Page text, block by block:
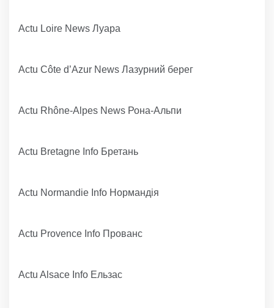
Actu Loire News Луара
Actu Côte d’Azur News Лазурний берег
Actu Rhône-Alpes News Рона-Альпи
Actu Bretagne Info Бретань
Actu Normandie Info Нормандія
Actu Provence Info Прованс
Actu Alsace Info Ельзас